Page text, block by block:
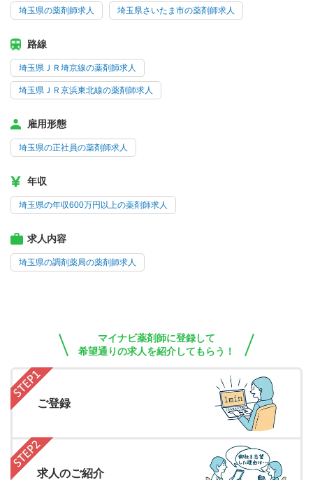
埼玉県の薬剤師求人 埼玉県さいたま市の薬剤師求人
路線
埼玉県ＪＲ埼京線の薬剤師求人
埼玉県ＪＲ京浜東北線の薬剤師求人
雇用形態
埼玉県の正社員の薬剤師求人
年収
埼玉県の年収600万円以上の薬剤師求人
求人内容
埼玉県の調剤薬局の薬剤師求人
マイナビ薬剤師に登録して
希望通りの求人を紹介してもらう！
ご登録
求人のご紹介